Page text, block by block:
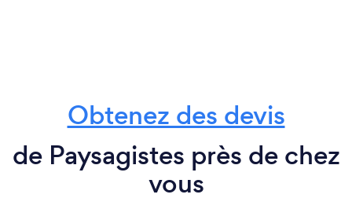
Obtenez des devis
de Paysagistes près de chez
vous